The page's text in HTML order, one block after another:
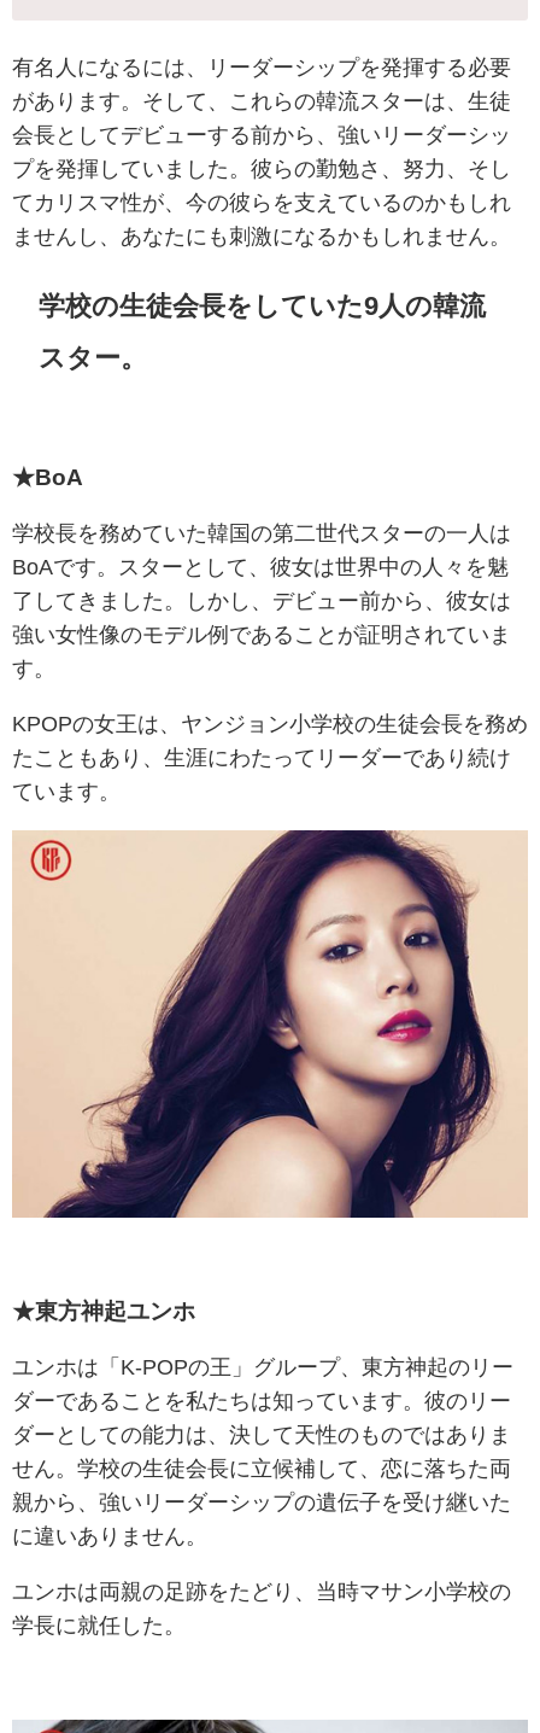
有名人になるには、リーダーシップを発揮する必要
があります。そして、これらの韓流スターは、生徒
会長としてデビューする前から、強いリーダーシッ
プを発揮していました。彼らの勤勉さ、努力、そし
てカリスマ性が、今の彼らを支えているのかもしれ
ませんし、あなたにも刺激になるかもしれません。
学校の生徒会長をしていた9人の韓流
スター。
★BoA
学校長を務めていた韓国の第二世代スターの一人は
BoAです。スターとして、彼女は世界中の人々を魅
了してきました。しかし、デビュー前から、彼女は
強い女性像のモデル例であることが証明されていま
す。
KPOPの女王は、ヤンジョン小学校の生徒会長を務め
たこともあり、生涯にわたってリーダーであり続け
ています。
★東方神起ユンホ
ユンホは「K-POPの王」グループ、東方神起のリー
ダーであることを私たちは知っています。彼のリー
ダーとしての能力は、決して天性のものではありま
せん。学校の生徒会長に立候補して、恋に落ちた両
親から、強いリーダーシップの遺伝子を受け継いた
に違いありません。
ユンホは両親の足跡をたどり、当時マサン小学校の
学長に就任した。